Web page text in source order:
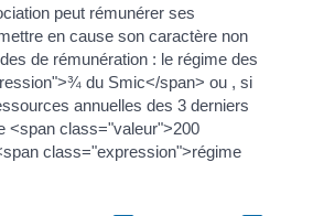
peut rémunérer ses
en cause son caractère non
de rémunération : le régime des
du Smic</span> ou , si
annuelles des 3 derniers
<span class="valeur">200
class="expression">régime